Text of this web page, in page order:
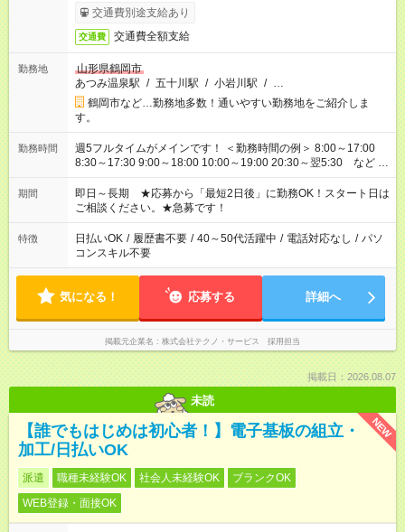
交通費別途支給あり
交通費 交通費全額支給
勤務地
山形県鶴岡市
あつみ温泉駅 / 五十川駅 / 小岩川駅 / …
鶴岡市など…勤務地多数！通いやすい勤務地をご紹介しま
す。
勤務時間
週5フルタイムがメインです！ ＜勤務時間の例＞ 8:00～17:00
8:30～17:30 9:00～18:00 10:00～19:00 20:30～翌5:30 など ★
その他にも勤務時間多数！ 日勤のみ、残業なし、交替制など
ご希望を教えてください！
期間
即日～長期 ★応募から「最短2日後」に勤務OK！スタート日は
ご相談ください。★急募です！
特徴 日払いOK / 履歴書不要 / 40～50代活躍中 / 電話対応なし / パソ
コンスキル不要
気になる！ 応募する 詳細へ
掲載元企業名 株式会社テクノ・サービス 採用担当
掲載日：2026.08.07
未読
NEW
【誰でもはじめは初心者！】電子基板の組立・
加工/日払いOK
派遣 職種未経験OK 社会人未経験OK
ブランクOK
WEB登録・面接OK